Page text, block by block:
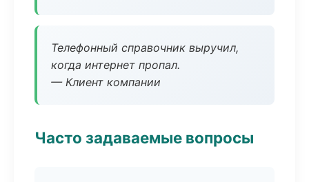
Телефонный справочник выручил,
когда интернет пропал.
— Клиент компании
Часто задаваемые вопросы